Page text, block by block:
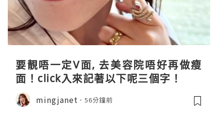
要靚唔一定V面, 去美容院唔好再做瘦
面！click入來記著以下呢三個字！
mingjanet 56分鐘前